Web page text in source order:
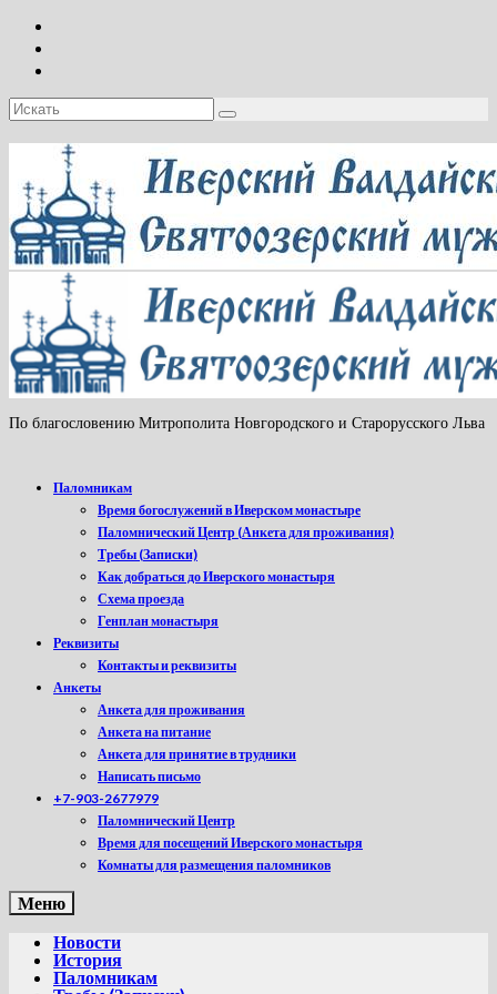
Искать:
По благословению Митрополита Новгородского и Старорусского Льва
Паломникам
Время богослужений в Иверском монастыре
Паломнический Центр (Анкета для проживания)
Требы (Записки)
Как добраться до Иверского монастыря
Схема проезда
Генплан монастыря
Реквизиты
Контакты и реквизиты
Анкеты
Анкета для проживания
Анкета на питание
Анкета для принятие в трудники
Написать письмо
+7-903-2677979
Паломнический Центр
Время для посещений Иверского монастыря
Комнаты для размещения паломников
Меню
Новости
История
Паломникам